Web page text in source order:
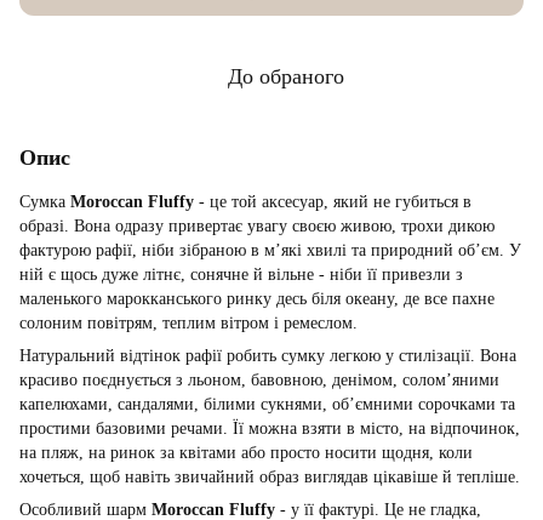
До обраного
Опис
Сумка Moroccan Fluffy - це той аксесуар, який не губиться в
образі. Вона одразу привертає увагу своєю живою, трохи дикою
фактурою рафії, ніби зібраною в м’які хвилі та природний об’єм. У
ній є щось дуже літнє, сонячне й вільне - ніби її привезли з
маленького марокканського ринку десь біля океану, де все пахне
солоним повітрям, теплим вітром і ремеслом.
Натуральний відтінок рафії робить сумку легкою у стилізації. Вона
красиво поєднується з льоном, бавовною, денімом, солом’яними
капелюхами, сандалями, білими сукнями, об’ємними сорочками та
простими базовими речами. Її можна взяти в місто, на відпочинок,
на пляж, на ринок за квітами або просто носити щодня, коли
хочеться, щоб навіть звичайний образ виглядав цікавіше й тепліше.
Особливий шарм Moroccan Fluffy - у її фактурі. Це не гладка,